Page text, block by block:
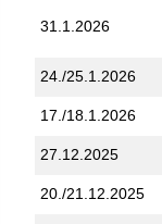
31.1.2026
24./25.1.2026
17./18.1.2026
27.12.2025
20./21.12.2025